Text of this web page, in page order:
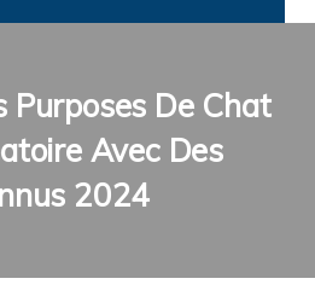
Purposes De Chat
Avec Des
2024